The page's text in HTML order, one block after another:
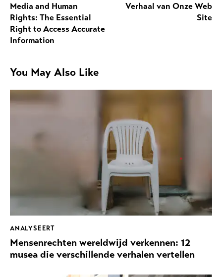
Media and Human
Rights: The Essential
Right to Access Accurate
Information
Verhaal van Onze Web
Site
You May Also Like
ANALYSEERT
Mensenrechten wereldwijd verkennen: 12
musea die verschillende verhalen vertellen